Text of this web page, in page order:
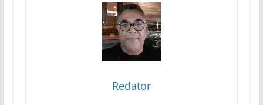
Redator